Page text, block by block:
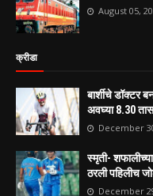
August 05,
क्रीडा
बार्शीचे डॉक्टर
अवघ्या 8.30
December
स्मृती-
ठरली पहिलीच
December